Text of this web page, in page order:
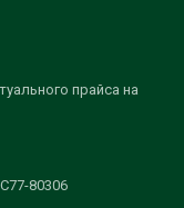
прайса на
80306